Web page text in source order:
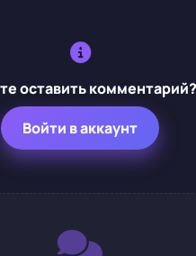
оставить комментарий?
Войти в аккаунт